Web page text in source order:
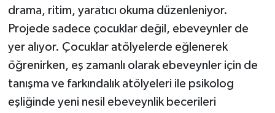
drama, ritim, yaratıcı okuma düzenleniyor.
Projede sadece çocuklar değil, ebeveynler de
yer alıyor. Çocuklar atölyelerde eğlenerek
öğrenirken, eş zamanlı olarak ebeveynler için de
tanışma ve farkındalık atölyeleri ile psikolog
eşliğinde yeni nesil ebeveynlik becerileri